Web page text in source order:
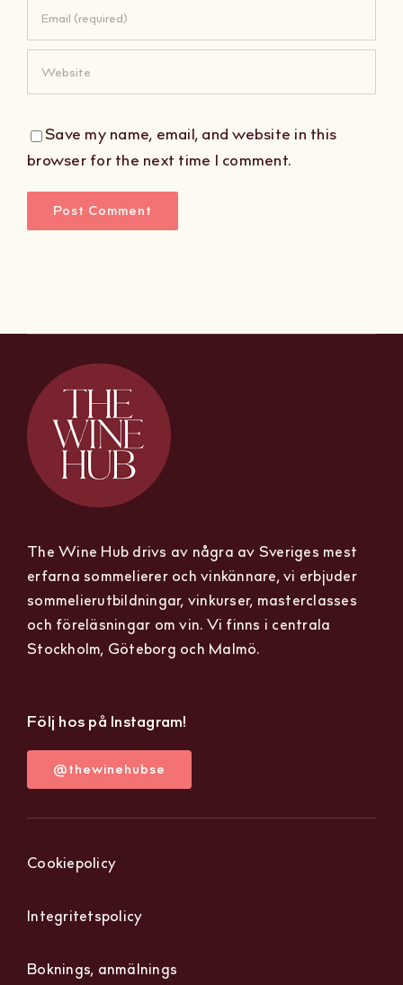
Save my name, email, and website in this
browser for the next time I comment.
The Wine Hub drivs av några av Sveriges mest
erfarna sommelierer och vinkännare, vi erbjuder
sommelierutbildningar, vinkurser, masterclasses
och föreläsningar om vin. Vi finns i centrala
Stockholm, Göteborg och Malmö.
Följ hos på Instagram!
@thewinehubse
Cookiepolicy
Integritetspolicy
Boknings, anmälnings